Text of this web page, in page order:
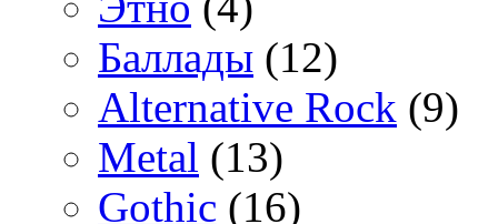
Баллады (12)
Alternative Rock (9)
Metal (13)
Gothic (16)